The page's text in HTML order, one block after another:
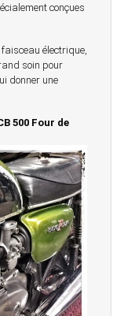
conçues
électrique,
soin pour
donner une
500 Four de
chemin de la
-
20 ans à votre
Laye et Poissy
vente - Réparation